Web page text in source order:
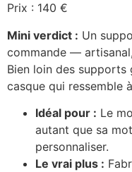
Prix : 140 €
Mini verdict : Un
commande —
Bien loin des
casque qui ressemble
Idéal pour : Le
autant que sa
personnaliser.
Le vrai plus :